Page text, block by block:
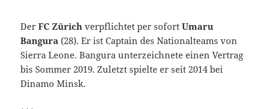
DerFC Zürich verpflichtet per sofortUmaru
Bangura (28). Er ist Captain des Nationalteams von
Sierra Leone. Bangura unterzeichnete einen Vertrag
bis Sommer 2019. Zuletzt spielte er seit 2014 bei
Dinamo Minsk.